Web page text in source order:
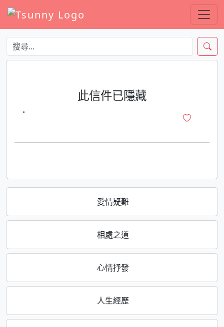
愛情疑難
相處之道
心情抒發
人生經歷
此信件已隱藏
·